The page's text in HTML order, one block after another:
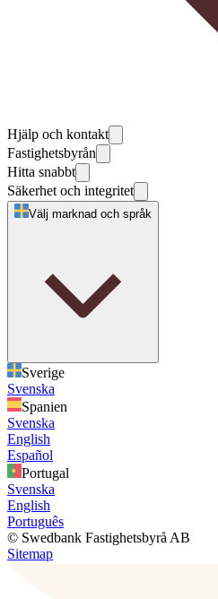
Hjälp och kontakt
Fastighetsbyrån
Hitta snabbt
Säkerhet och integritet
Välj marknad och språk
Sverige
Svenska
Spanien
Svenska
English
Español
Portugal
Svenska
English
Português
© Swedbank Fastighetsbyrå AB
Sitemap